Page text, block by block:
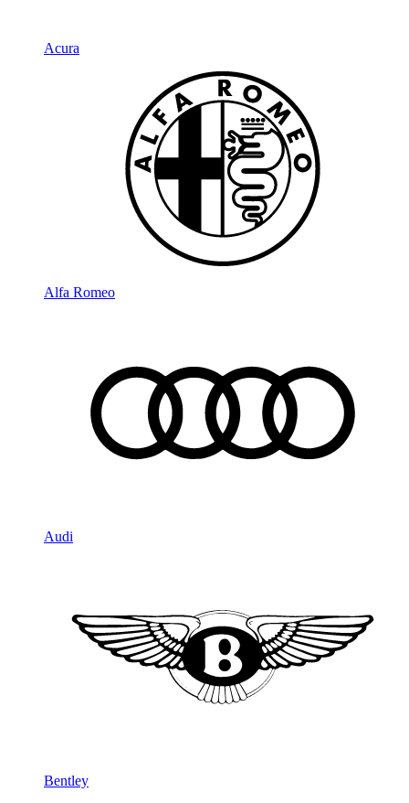
Acura
Alfa Romeo
Audi
Bentley